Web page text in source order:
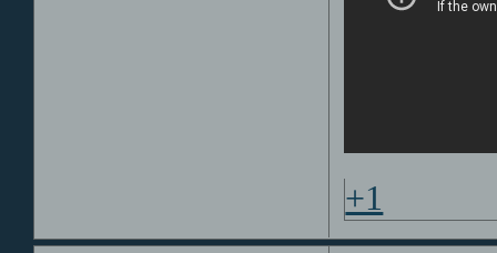
+1